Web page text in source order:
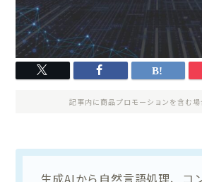
記事内に商品プロモーションを含む
生成AIから自然言語処理、コ